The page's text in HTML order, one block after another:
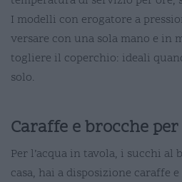
I modelli con erogatore a
versare con una sola mano e in
togliere il coperchio: ideali
solo.
Caraffe e brocche
Per l’acqua in tavola, i succhi
casa, hai a disposizione caraffe